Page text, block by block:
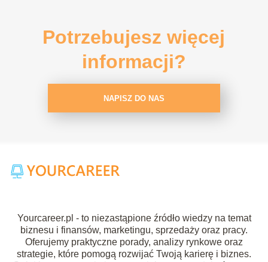
Potrzebujesz więcej
informacji?
NAPISZ DO NAS
Yourcareer.pl - to niezastąpione źródło wiedzy na temat
biznesu i finansów, marketingu, sprzedaży oraz pracy.
Oferujemy praktyczne porady, analizy rynkowe oraz
strategie, które pomogą rozwijać Twoją karierę i biznes.